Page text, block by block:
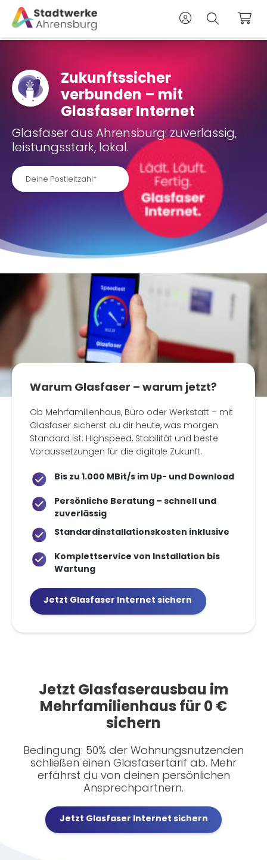
Zum Suche
Zukunftssicher
verbunden – mit
Glasfaser Internet
Glasfaser aus Ahrensburg: zuverlässig,
leistungsstark, lokal.
Deine Postleitzahl*
Deine Postleitzahl*
Warum Glasfaser – warum jetzt?
Ob Mehrfamilienhaus, Büro oder Werkstatt – mit
Glasfaser sicherst du dir heute, was morgen
Standard ist: Highspeed, Stabilität und beste
Voraussetzungen für die digitale Zukunft.
Bis zu 1.000 MBit/s im Up- und Download
Persönliche Beratung – schnell und
zuverlässig
Standardinstallationskosten inklusive
Komplettservice von Installation bis
Wartung
Jetzt Glasfaser Internet sichern
Jetzt Glasfaserausbau im
Mehrfamilienhaus für 0 €
sichern
Bedingung: 50% der Wohnungsnutzenden
schließen einen Glasfasertarif ab. Mehr
erfährst du von deinen persönlichen
Ansprechpartnern.
Jetzt Glasfaser Internet sichern